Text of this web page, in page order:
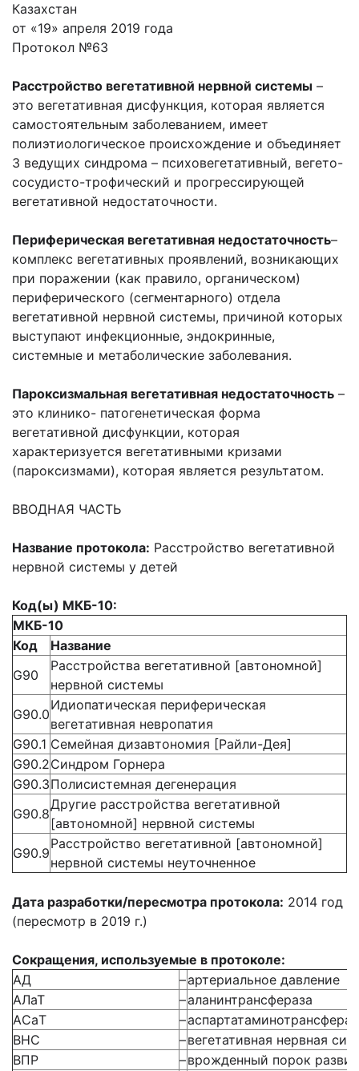
Казахстан
от «19» апреля 2019 года
Протокол №63
Расстройство вегетативной нервной системы –
это вегетативная дисфункция, которая является
самостоятельным заболеванием, имеет
полиэтиологическое происхождение и объединяет
3 ведущих синдрома – психовегетативный, вегето-
сосудисто-трофический и прогрессирующей
вегетативной недостаточности.
Периферическая вегетативная недостаточность–
комплекс вегетативных проявлений, возникающих
при поражении (как правило, органическом)
периферического (сегментарного) отдела
вегетативной нервной системы, причиной которых
выступают инфекционные, эндокринные,
системные и метаболические заболевания.
Пароксизмальная вегетативная недостаточность –
это клинико- патогенетическая форма
вегетативной дисфункции, которая
характеризуется вегетативными кризами
(пароксизмами), которая является результатом.
ВВОДНАЯ ЧАСТЬ
Название протокола: Расстройство вегетативной
нервной системы у детей
Код(ы) МКБ-10:
МКБ-10
Код
Название
G90
Расстройства вегетативной [автономной]
нервной системы
G90.0
Идиопатическая периферическая
вегетативная невропатия
G90.1 Семейная дизавтономия [Райли-Дея]
G90.2Синдром Горнера
G90.3Полисистемная дегенерация
G90.8
Другие расстройства вегетативной
[автономной] нервной системы
G90.9
Расстройство вегетативной [автономной]
нервной системы неуточненное
Дата разработки/пересмотра протокола: 2014 год
(пересмотр в 2019 г.)
Сокращения, используемые в протоколе:
АД
–артериальное давление
АЛаТ
–аланинтрансфераза
AСаT
–
ВНС
–вегетативная нервная
ВПР
–врожденный порок